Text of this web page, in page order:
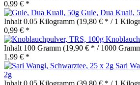
0,99 € *
Gule, Dua Kuali,
Inhalt 0.05 Kilogramm (19,80 € * / 1
0,99 € *
Inhalt 100 Gramm (19,90 € * / 1000
1,99 € *
Sari
2g
Inhalt 0.05 Kilogramm (39,80 € * / 1